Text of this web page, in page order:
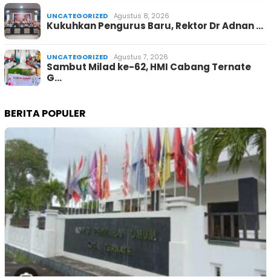
UNCATEGORIZED Agustus 8, 2026
Kukuhkan Pengurus Baru, Rektor Dr Adnan …
UNCATEGORIZED Agustus 7, 2026
Sambut Milad ke-62, HMI Cabang Ternate
G…
BERITA POPULER